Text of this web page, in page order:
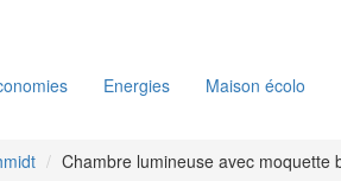
Energies Maison écolo
Chambre lumineuse avec moquette